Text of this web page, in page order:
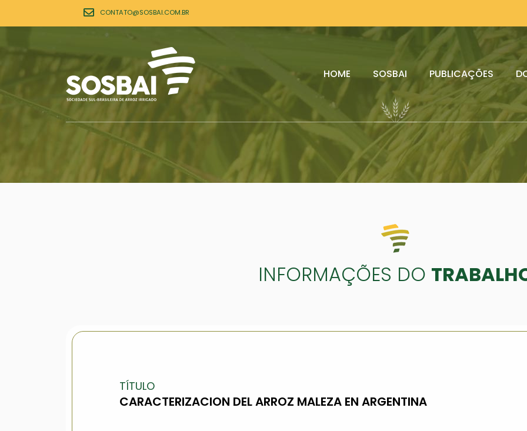
CONTATO@SOSBAI.COM.BR
HOME SOSBAI PUBLICAÇÕES
INFORMAÇÕES DO
TÍTULO
CARACTERIZACION DEL ARROZ MALEZA EN ARGENTINA